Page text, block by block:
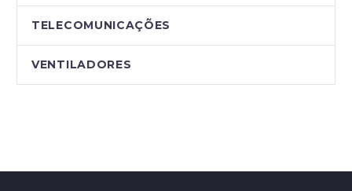
TELECOMUNICAÇÕES
VENTILADORES